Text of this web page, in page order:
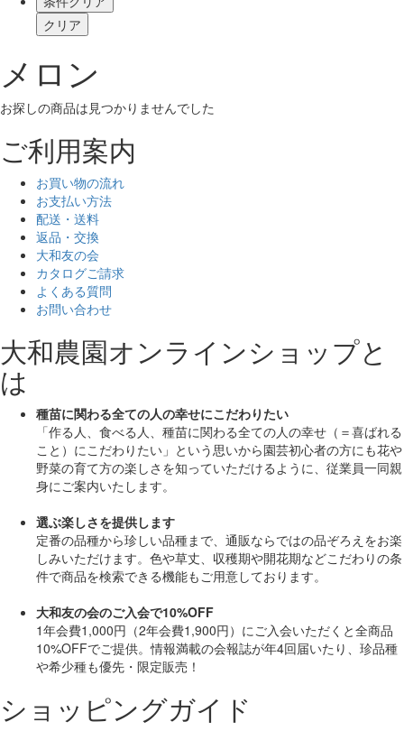
メロン
お探しの商品は見つかりませんでした
ご利用案内
お買い物の流れ
お支払い方法
配送・送料
返品・交換
大和友の会
カタログご請求
よくある質問
お問い合わせ
大和農園オンラインショップと
は
種苗に関わる全ての人の幸せにこだわりたい
「作る人、食べる人、種苗に関わる全ての人の幸せ（＝喜ばれる
こと）にこだわりたい」 という思いから園芸初心者の方にも花や
野菜の育て方の楽しさを知っていただけるように、従業員一同親
身にご案内いたします。
選ぶ楽しさを提供します
定番の品種から珍しい品種まで、通販ならではの品ぞろえをお楽
しみいただけます。色や草丈、収穫期や開花期などこだわりの条
件で商品を検索できる機能もご用意しております。
大和友の会のご入会で10%OFF
1年会費1,000円（2年会費1,900円）にご入会いただくと全商品
10%OFFでご提供。情報満載の会報誌が年4回届いたり、珍品種
や希少種も優先・限定販売！
ショッピングガイド